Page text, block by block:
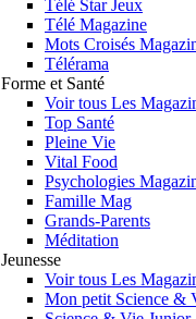
Télé Star Jeux
Télé Magazine
Mots Croisés
Télérama
Forme et Santé
Voir tous Les
Top Santé
Pleine Vie
Vital Food
Psychologies
Famille Mag
Grands-Parents
Méditation
Jeunesse
Voir tous Les
Mon petit Science &